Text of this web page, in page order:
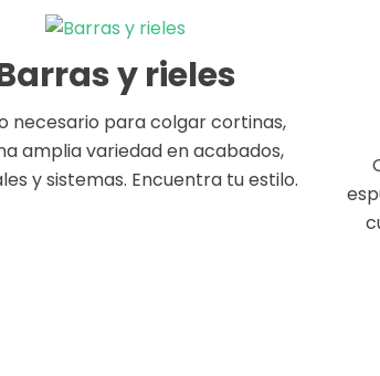
y rieles
necesario para colgar cortinas,
amplia variedad en acabados,
y sistemas. Encuentra tu estilo.